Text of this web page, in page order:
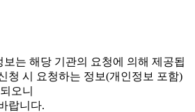
보는 해당 기관의 요청에 의해 제공됩
청 시 요청하는 정보(개인정보 포함)
오니
랍니다.